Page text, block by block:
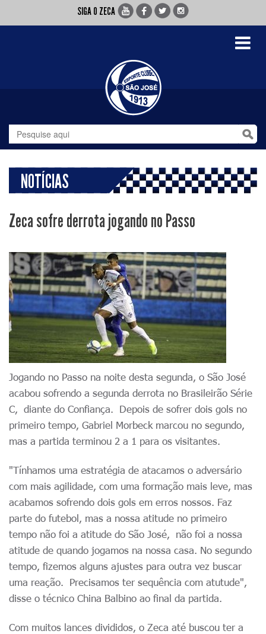
SIGA O ZECA
Toggle
NOTÍCIAS
Zeca sofre derrota jogando no Passo
Jogando no Passo na noite desta segunda, o São José
acabou sofrendo a segunda derrota no Brasileirão Série
C, diante do Confiança. Depois de sofrer dois gols no
primeiro tempo, Gabriel Morbeck marcou no segundo,
mas a partida terminou 2 a 1 para os visitantes.
"Tínhamos uma estratégia de atacamos o adversário
com mais agilidade, com uma formação mais leve, mas
acabamos sofrendo dois gols em erros nossos. Faz
parte do futebol, mas a nossa atitude no primeiro
tempo não foi a atitude do São José, não foi a nossa
atitude de quando jogamos na nossa casa. No segundo
tempo, fizemos alguns ajustes para outra vez buscar
uma reação. Precisamos ter sequência com atutude",
disse o técnico China Balbino ao final da partida.
Com muitos lances divididos, o Zeca até buscou ter a